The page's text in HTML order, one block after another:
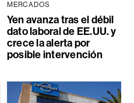
MERCADOS
Yen avanza tras el débil
dato laboral de EE.UU. y
crece la alerta por
posible intervención